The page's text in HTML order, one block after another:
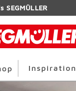
SEGMÜLLER
Inspiration